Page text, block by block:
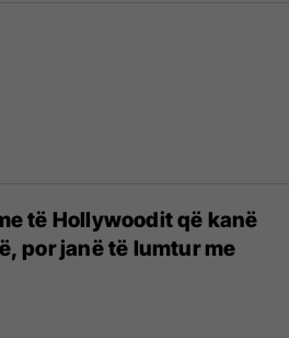
të Hollywoodit që kanë
por janë të lumtur me